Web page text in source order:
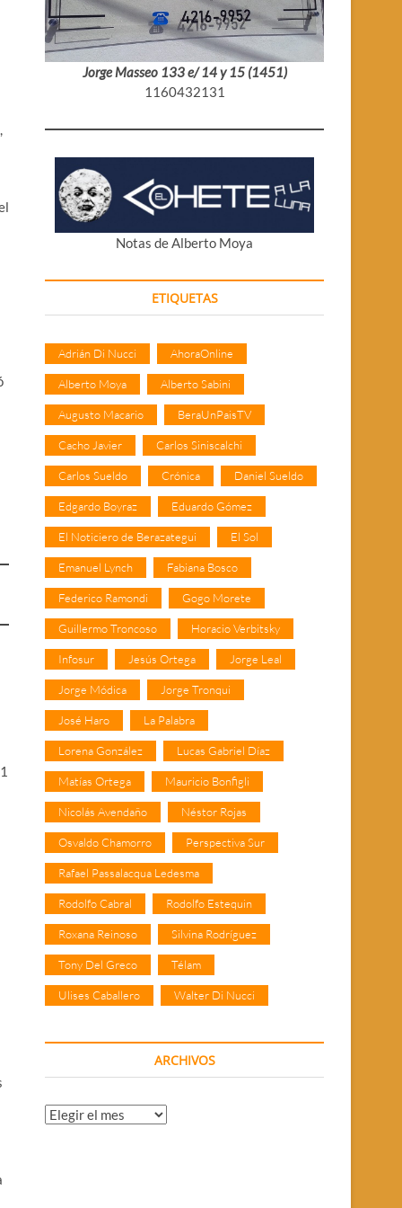
Jorge Masseo 133 e/ 14 y 15 (1451)
1160432131
Notas de Alberto Moya
ETIQUETAS
Adrián Di Nucci AhoraOnline
Alberto Moya Alberto Sabini
Augusto Macario BeraUnPaisTV
Cacho Javier Carlos Siniscalchi
Carlos Sueldo Crónica Daniel Sueldo
Edgardo Boyraz Eduardo Gómez
El Noticiero de Berazategui El Sol
Emanuel Lynch Fabiana Bosco
Federico Ramondi Gogo Morete
Guillermo Troncoso Horacio Verbitsky
Infosur Jesús Ortega Jorge Leal
Jorge Módica Jorge Tronqui
José Haro La Palabra
Lorena González Lucas Gabriel Díaz
Matías Ortega Mauricio Bonfigli
Nicolás Avendaño Néstor Rojas
Osvaldo Chamorro Perspectiva Sur
Rafael Passalacqua Ledesma
Rodolfo Cabral Rodolfo Estequin
Roxana Reinoso Silvina Rodríguez
Tony Del Greco Télam
Ulises Caballero Walter Di Nucci
ARCHIVOS
Archivos